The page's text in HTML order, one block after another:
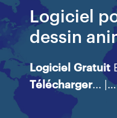
Logiciel
dessin
Logiciel Gratuit
Télécharger... |…